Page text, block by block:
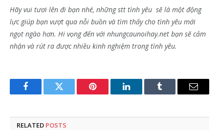
Hãy vui tươi lên đi bạn nhé, những stt tình yêu sẽ là một động
lực giúp bạn vượt qua nỗi buồn và tìm thấy cho tình yêu mới
ngọt ngào hơn. Hi vọng đến với nhungcaunoihay.net bạn sẽ cảm
nhận và rút ra được nhiều kinh nghiệm trong tình yêu.
FacebookTwitter Pinterest LinkedInTumblr Email
RELATED POSTS